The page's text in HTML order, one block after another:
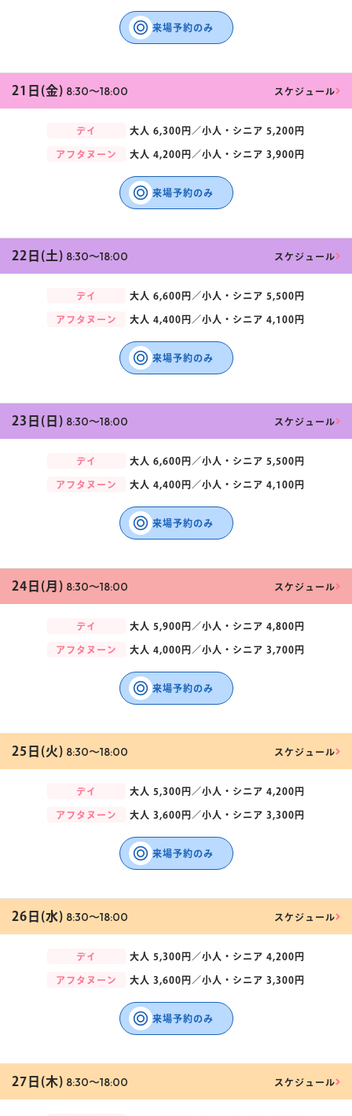
来場予約のみ
21日(金) 8:30〜18:00 スケジュール
デイ 大人 6,300円／小人・シニア 5,200円
アフタヌーン 大人 4,200円／小人・シニア 3,900円
来場予約のみ
22日(土) 8:30〜18:00 スケジュール
デイ 大人 6,600円／小人・シニア 5,500円
アフタヌーン 大人 4,400円／小人・シニア 4,100円
来場予約のみ
23日(日) 8:30〜18:00 スケジュール
デイ 大人 6,600円／小人・シニア 5,500円
アフタヌーン 大人 4,400円／小人・シニア 4,100円
来場予約のみ
24日(月) 8:30〜18:00 スケジュール
デイ 大人 5,900円／小人・シニア 4,800円
アフタヌーン 大人 4,000円／小人・シニア 3,700円
来場予約のみ
25日(火) 8:30〜18:00 スケジュール
デイ 大人 5,300円／小人・シニア 4,200円
アフタヌーン 大人 3,600円／小人・シニア 3,300円
来場予約のみ
26日(水) 8:30〜18:00 スケジュール
デイ 大人 5,300円／小人・シニア 4,200円
アフタヌーン 大人 3,600円／小人・シニア 3,300円
来場予約のみ
27日(木) 8:30〜18:00 スケジュール